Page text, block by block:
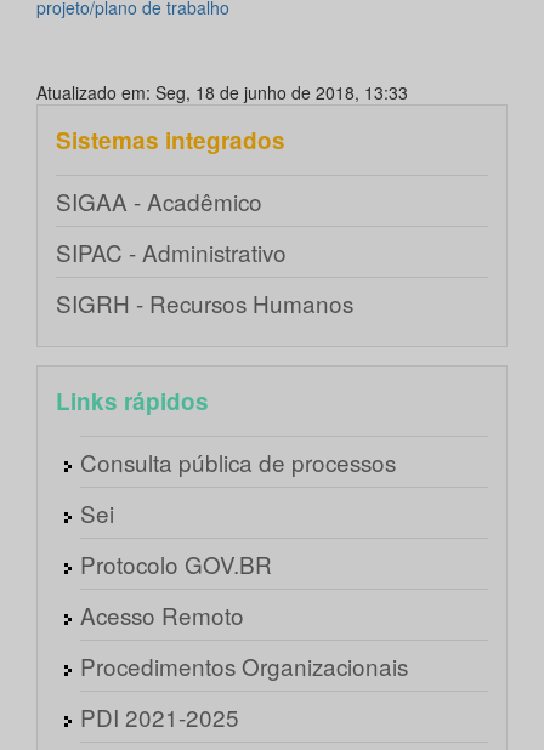
projeto/plano de trabalho
Atualizado em: Seg, 18 de junho de 2018, 13:33
Sistemas integrados
SIGAA - Acadêmico
SIPAC - Administrativo
SIGRH - Recursos Humanos
Links rápidos
Consulta pública de processos
Sei
Protocolo GOV.BR
Acesso Remoto
Procedimentos Organizacionais
PDI 2021-2025